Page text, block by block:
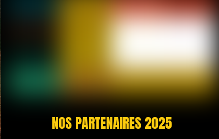
NOS PARTENAIRES 2025